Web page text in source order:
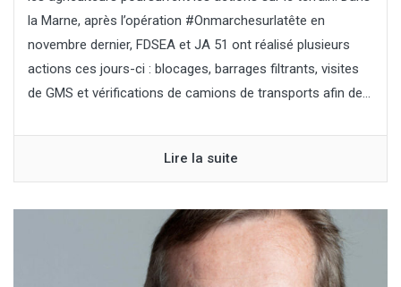
la Marne, après l’opération #Onmarchesurlatête en
novembre dernier, FDSEA et JA 51 ont réalisé plusieurs
actions ces jours-ci : blocages, barrages filtrants, visites
de GMS et vérifications de camions de transports afin de...
Lire la suite